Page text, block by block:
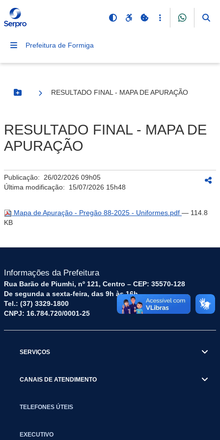
Prefeitura de Formiga
Botão Menu
RESULTADO FINAL - MAPA DE APURAÇÃO
RESULTADO FINAL - MAPA DE
APURAÇÃO
Publicação: 26/02/2026 09h05
Última modificação: 15/07/2026 15h48
Mapa de Apuração - Pregão 88-2025 - Uniformes.pdf — 114.8
KB
Informações da Prefeitura
Rua Barão de Piumhi, nº 121, Centro – CEP: 35570-128
De segunda a sexta-feira, das 9h às 16h
Tel.: (37) 3329-1800
CNPJ: 16.784.720/0001-25
SERVIÇOS
CANAIS DE ATENDIMENTO
TELEFONES ÚTEIS
EXECUTIVO